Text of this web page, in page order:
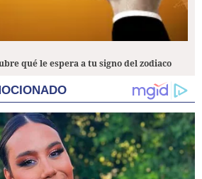
qué le espera a tu signo del zodiaco